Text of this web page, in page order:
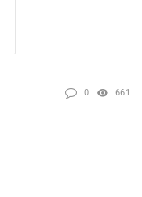
0 661